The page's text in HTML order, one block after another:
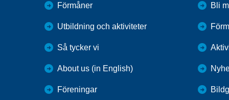
Förmåner
Utbildning och aktiviteter
Så tycker vi
About us (in English)
Föreningar
Bli